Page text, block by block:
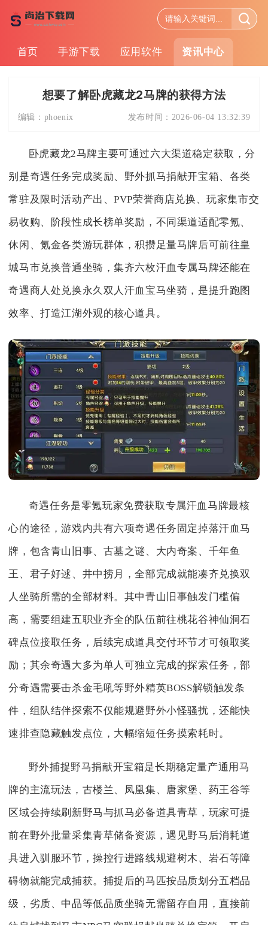
首页 手游下载 应用软件 资讯中心
想要了解卧虎藏龙2马牌的获得方法
编辑： phoenix 发布时间： 2026-06-04 13:32:39
卧虎藏龙2马牌主要可通过六大渠道稳定获取，分
别是奇遇任务完成奖励、野外抓马捐献开宝箱、各类
常驻及限时活动产出、PVP荣誉商店兑换、玩家集市交
易收购、阶段性成长榜单奖励，不同渠道适配零氪、
休闲、氪金各类游玩群体，积攒足量马牌后可前往皇
城马市兑换普通坐骑，集齐六枚汗血专属马牌还能在
奇遇商人处兑换永久双人汗血宝马坐骑，是提升跑图
效率、打造江湖外观的核心道具。
奇遇任务是零氪玩家免费获取专属汗血马牌最核
心的途径，游戏内共有六项奇遇任务固定掉落汗血马
牌，包含青山旧事、古墓之谜、大内奇案、千年鱼
王、君子好逑、井中捞月，全部完成就能凑齐兑换双
人坐骑所需的全部材料。其中青山旧事触发门槛偏
高，需要组建五职业齐全的队伍前往桃花谷神仙洞石
碑点位接取任务，后续完成道具交付环节才可领取奖
励；其余奇遇大多为单人可独立完成的探索任务，部
分奇遇需要击杀金毛吼等野外精英BOSS解锁触发条
件，组队结伴探索不仅能规避野外小怪骚扰，还能快
速排查隐藏触发点位，大幅缩短任务摸索耗时。
野外捕捉野马捐献开宝箱是长期稳定量产通用马
牌的主流玩法，古楼兰、凤凰集、唐家堡、药王谷等
区域会持续刷新野马与抓马必备道具青草，玩家可提
前在野外批量采集青草储备资源，遇见野马后消耗道
具进入驯服环节，操控行进路线规避树木、岩石等障
碍物就能完成捕获。捕捉后的马匹按品质划分五档品
级，劣质、中品等低品质坐骑无需留存自用，直接前